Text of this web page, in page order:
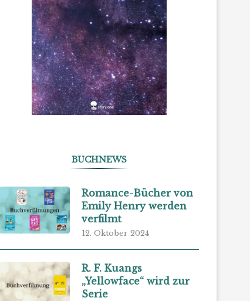
BUCHNEWS
Romance-Bücher von
Emily Henry werden
verfilmt
12. Oktober 2024
R. F. Kuangs
„Yellowface“ wird zur
Serie